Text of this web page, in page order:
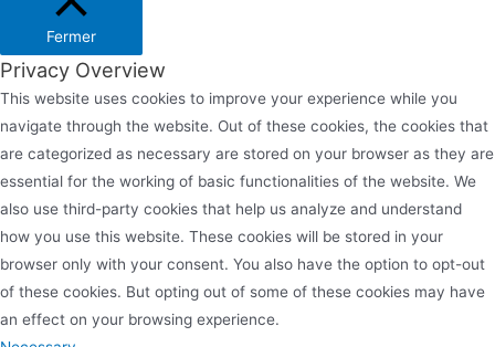
Fermer
Privacy Overview
This website uses cookies to improve your experience while you
navigate through the website. Out of these cookies, the cookies that
are categorized as necessary are stored on your browser as they are
essential for the working of basic functionalities of the website. We
also use third-party cookies that help us analyze and understand
how you use this website. These cookies will be stored in your
browser only with your consent. You also have the option to opt-out
of these cookies. But opting out of some of these cookies may have
an effect on your browsing experience.